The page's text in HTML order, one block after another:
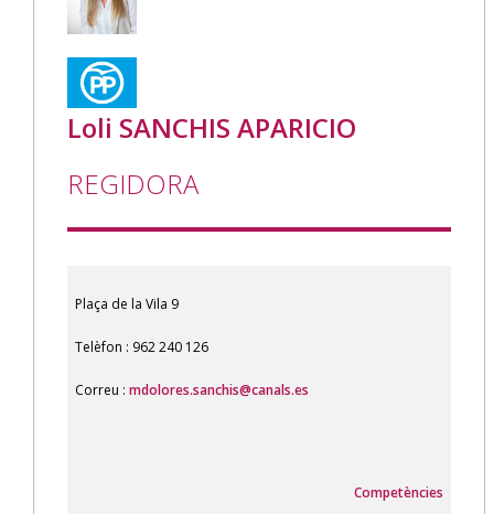
Loli SANCHIS APARICIO
REGIDORA
Plaça de la Vila 9
Telèfon : 962 240 126
Correu : mdolores.sanchis@canals.es
Competències